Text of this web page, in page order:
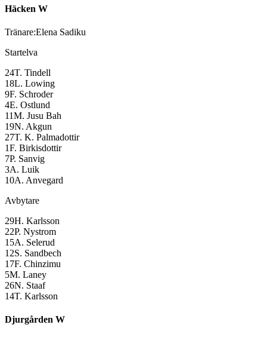
Häcken W
Tränare:Elena Sadiku
Startelva
24T. Tindell
18L. Lowing
9F. Schroder
4E. Ostlund
11M. Jusu Bah
19N. Akgun
27T. K. Palmadottir
1F. Birkisdottir
7P. Sanvig
3A. Luik
10A. Anvegard
Avbytare
29H. Karlsson
22P. Nystrom
15A. Selerud
12S. Sandbech
17F. Chinzimu
5M. Laney
26N. Staaf
14T. Karlsson
Djurgården W